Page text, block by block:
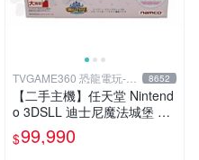
TVGAME360 恐龍電玩-台
中店
8652
【二手主機】任天堂 Nintend
o 3DSLL 迪士尼魔法城堡 限
定主機 附充電器 (不含遊戲)
【台中恐龍電玩】
$99,990